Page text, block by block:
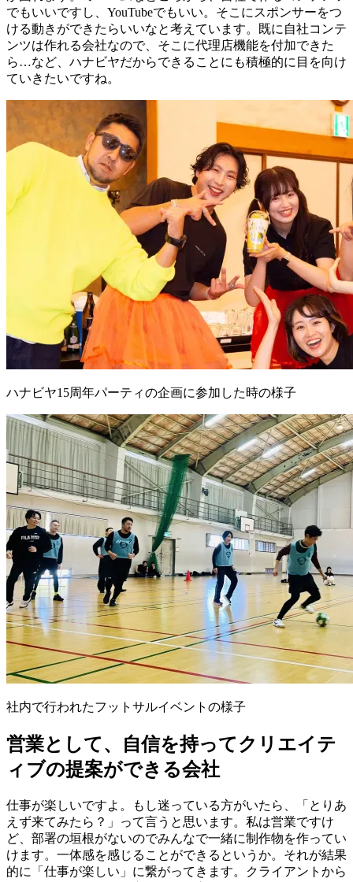
でもいいですし、YouTubeでもいい。そこにスポンサーをつ
ける動きができたらいいなと考えています。既に自社コンテ
ンツは作れる会社なので、そこに代理店機能を付加できた
ら…など、ハナビヤだからできることにも積極的に目を向け
ていきたいですね。
ハナビヤ15周年パーティの企画に参加した時の様子
社内で行われたフットサルイベントの様子
営業として、自信を持ってクリエイテ
ィブの提案ができる会社
仕事が楽しいですよ。もし迷っている方がいたら、「とりあ
えず来てみたら？」って言うと思います。私は営業ですけ
ど、部署の垣根がないのでみんなで一緒に制作物を作ってい
けます。一体感を感じることができるというか。それが結果
的に「仕事が楽しい」に繋がってきます。クライアントから